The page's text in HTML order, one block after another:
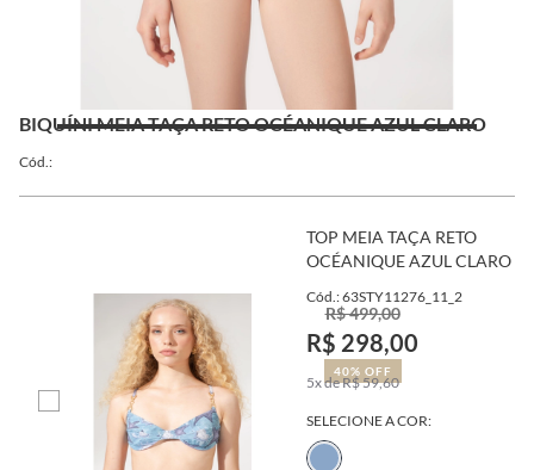
BIQUÍNI MEIA TAÇA RETO OCÉANIQUE AZUL CLARO
Cód.:
TOP MEIA TAÇA RETO
OCÉANIQUE AZUL CLARO
Cód.: 63STY11276_11_2
R$ 499,00
R$ 298,00
40% OFF
5x de R$ 59,60
SELECIONE A COR: